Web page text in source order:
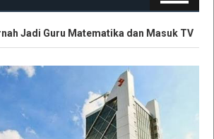
Matematika dan Masuk TV Polisi